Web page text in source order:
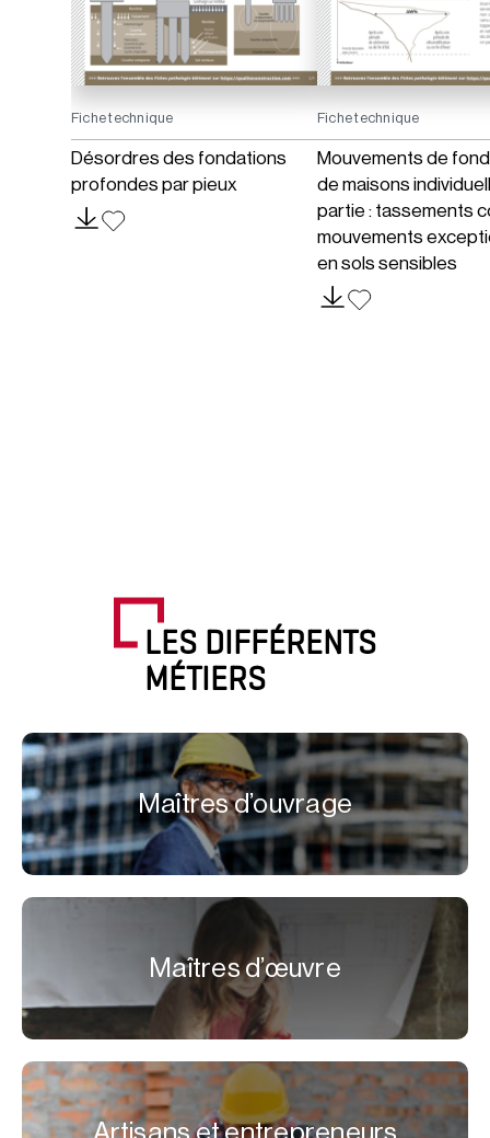
Fiche technique
Désordres des fondations
profondes par pieux
Fiche technique
Mouvements de
de maisons
partie : tassements
mouvements
en sols sensibles
LES DIFFÉRENTS
MÉTIERS
Maîtres d’ouvrage
Maîtres d’œuvre
Artisans et entrepreneurs